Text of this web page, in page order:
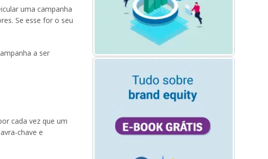
uma campanha
Se esse for o seu
a ser
cada vez que um
chave e